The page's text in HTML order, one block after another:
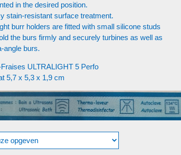
in the desired position.
stain-resistant surface treatment.
burr holders are fitted with small silicone studs
the burs firmly and securely turbines as well as
angle burs.
ULTRALIGHT 5 Perfo
5,7 x 5,3 x 1,9 cm